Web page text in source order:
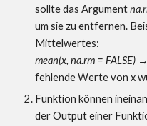
sollte das Argument
um sie zu entfernen.
Mittelwertes:
mean(x,na.rm = FALSE)
fehlende Werte von x
Funktion können
derOutput einer